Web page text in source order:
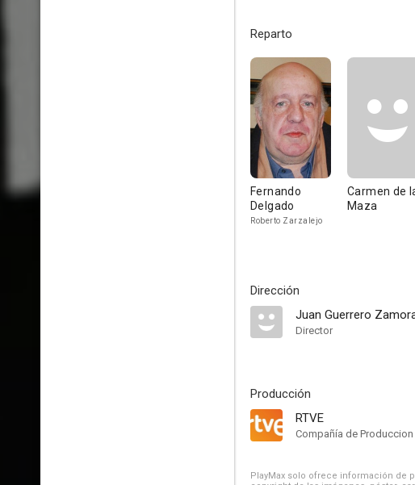
Reparto
Fernando
Delgado
Roberto Zarzalejo
Carmen de
Maza
Dirección
Juan Guerrero
Director
Producción
RTVE
Compañía de Produccion
PlayMax solo ofrece información de